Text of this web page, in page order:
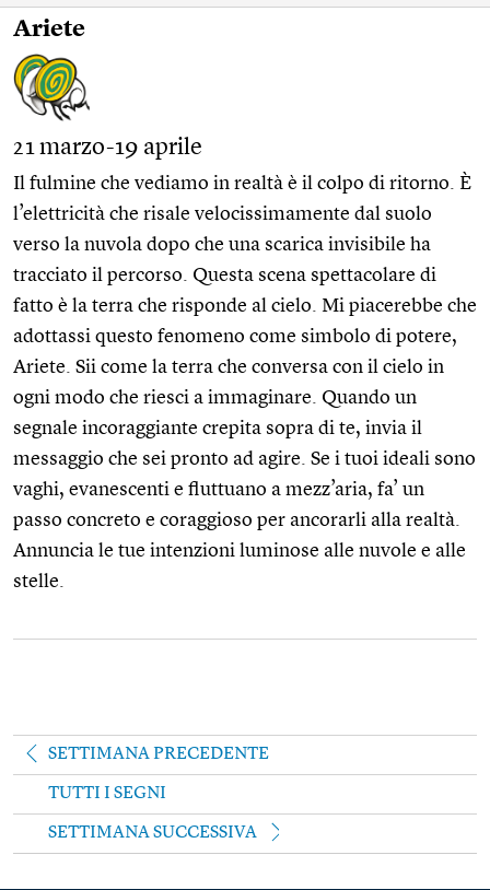
Ariete
21 marzo-19 aprile
Il fulmine che vediamo in realtà è il colpo di ritorno. È
l’elettricità che risale velocissimamente dal suolo
verso la nuvola dopo che una scarica invisibile ha
tracciato il percorso. Questa scena spettacolare di
fatto è la terra che risponde al cielo. Mi piacerebbe che
adottassi questo fenomeno come simbolo di potere,
Ariete. Sii come la terra che conversa con il cielo in
ogni modo che riesci a immaginare. Quando un
segnale incoraggiante crepita sopra di te, invia il
messaggio che sei pronto ad agire. Se i tuoi ideali sono
vaghi, evanescenti e fluttuano a mezz’aria, fa’ un
passo concreto e coraggioso per ancorarli alla realtà.
Annuncia le tue intenzioni luminose alle nuvole e alle
stelle.
SETTIMANA PRECEDENTE
TUTTI I SEGNI
SETTIMANA SUCCESSIVA